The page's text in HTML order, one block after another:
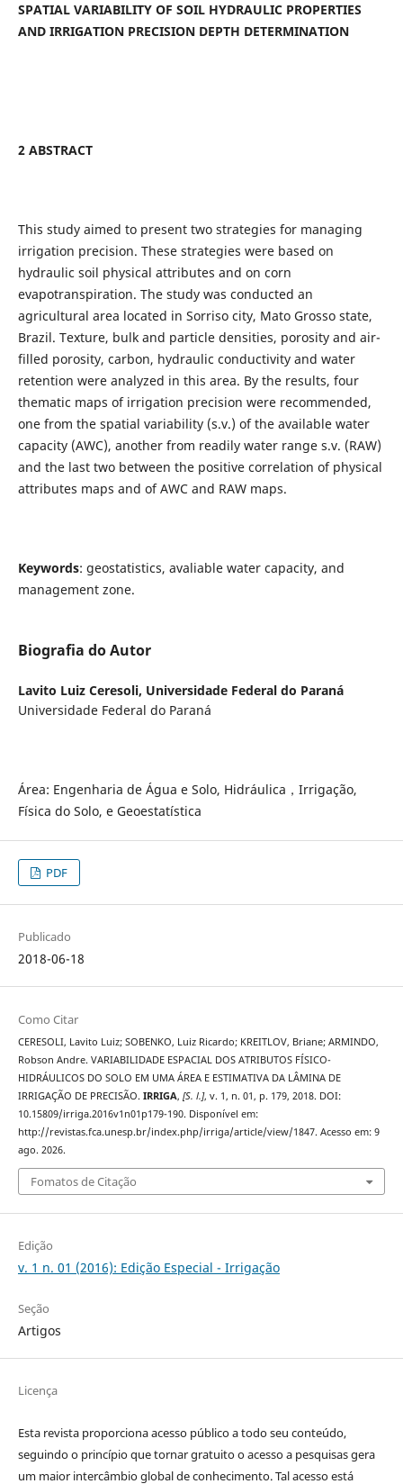
SPATIAL VARIABILITY OF SOIL HYDRAULIC PROPERTIES
AND IRRIGATION PRECISION DEPTH DETERMINATION
2 ABSTRACT
This study aimed to present two strategies for managing
irrigation precision. These strategies were based on
hydraulic soil physical attributes and on corn
evapotranspiration. The study was conducted an
agricultural area located in Sorriso city, Mato Grosso state,
Brazil. Texture, bulk and particle densities, porosity and air-
filled porosity, carbon, hydraulic conductivity and water
retention were analyzed in this area. By the results, four
thematic maps of irrigation precision were recommended,
one from the spatial variability (s.v.) of the available water
capacity (AWC), another from readily water range s.v. (RAW)
and the last two between the positive correlation of physical
attributes maps and of AWC and RAW maps.
Keywords: geostatistics, avaliable water capacity, and
management zone.
Biografia do Autor
Lavito Luiz Ceresoli, Universidade Federal do Paraná
Universidade Federal do Paraná
Área: Engenharia de Água e Solo, Hidráulica，Irrigação,
Física do Solo, e Geoestatística
PDF
Publicado
2018-06-18
Como Citar
CERESOLI, Lavito Luiz; SOBENKO, Luiz Ricardo; KREITLOV, Briane; ARMINDO,
Robson Andre. VARIABILIDADE ESPACIAL DOS ATRIBUTOS FÍSICO-
HIDRÁULICOS DO SOLO EM UMA ÁREA E ESTIMATIVA DA LÂMINA DE
IRRIGAÇÃO DE PRECISÃO. IRRIGA, [S. l.], v. 1, n. 01, p. 179, 2018. DOI:
10.15809/irriga.2016v1n01p179-190. Disponível em:
http://revistas.fca.unesp.br/index.php/irriga/article/view/1847. Acesso em: 9
ago. 2026.
Fomatos de Citação
Edição
v. 1 n. 01 (2016): Edição Especial - Irrigação
Seção
Artigos
Licença
Esta revista proporciona acesso público a todo seu conteúdo,
seguindo o princípio que tornar gratuito o acesso a pesquisas gera
um maior intercâmbio global de conhecimento. Tal acesso está